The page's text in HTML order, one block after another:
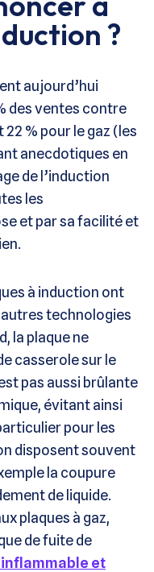
?
aujourd’hui
des ventes contre
% pour le gaz (les
anecdotiques en
de l’induction
les
et par sa facilité et
à induction ont
autres technologies
la plaque ne
casserole sur le
pas aussi brûlante
évitant ainsi
pour les
disposent souvent
la coupure
de liquide.
plaques à gaz,
de fuite de
et